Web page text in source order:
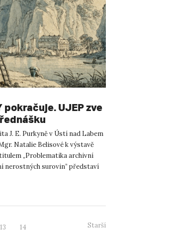
pokračuje. UJEP zve
J. E. Purkyně v Ústí nad Labem
Natalie Belisové k výstavě
„Problematika archivní
nerostných surovin” představí
13
14
Starší